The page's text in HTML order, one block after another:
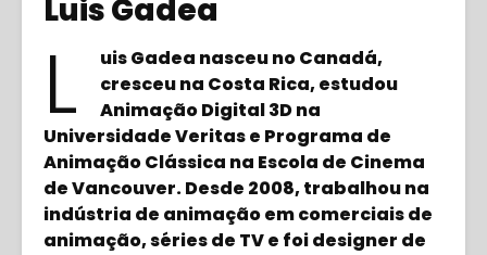
Luis Gadea
L
uis Gadea nasceu no Canadá,
cresceu na Costa Rica, estudou
Animação Digital 3D na
Universidade Veritas e Programa de
Animação Clássica na Escola de Cinema
de Vancouver. Desde 2008, trabalhou na
indústria de animação em comerciais de
animação, séries de TV e foi designer de